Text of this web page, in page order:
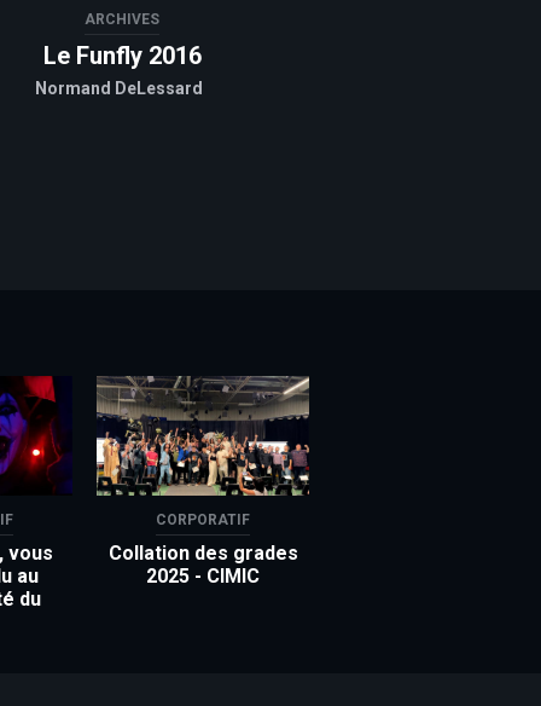
ARCHIVES
Le Funfly 2016
Normand DeLessard
vous
au
du
CORPORATIF
Collation des grades
2025 - CIMIC